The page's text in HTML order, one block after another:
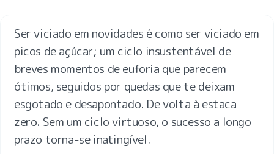
Ser viciado em novidades é como ser viciado em
picos de açúcar; um ciclo insustentável de
breves momentos de euforia que parecem
ótimos, seguidos por quedas que te deixam
esgotado e desapontado. De volta à estaca
zero. Sem um ciclo virtuoso, o sucesso a longo
prazo torna-se inatingível.